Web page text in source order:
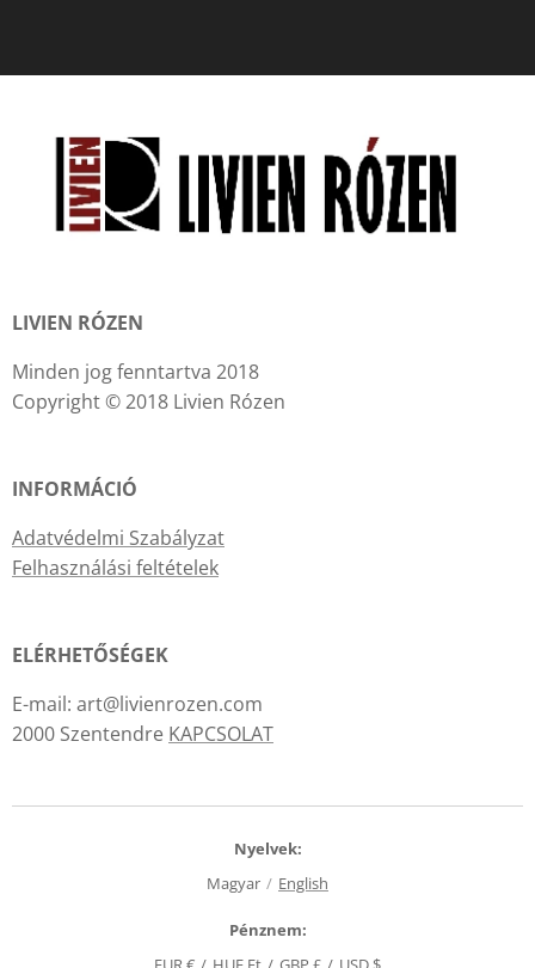
LIVIEN RÓZEN
Minden jog fenntartva 2018
Copyright © 2018 Livien Rózen
INFORMÁCIÓ
Adatvédelmi Szabályzat
Felhasználási feltételek
ELÉRHETŐSÉGEK
E-mail: art@livienrozen.com
2000 Szentendre KAPCSOLAT
Nyelvek
Magyar
English
Pénznem